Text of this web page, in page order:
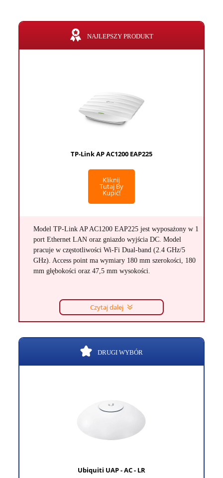
NAJLEPSZY PRODUKT
TP-Link AP AC1200 EAP225
Kliknij
Tutaj By
Kupić!
Model TP-Link AP AC1200 EAP225 jest wyposażony w 1
port Ethernet LAN oraz gniazdo wyjścia DC. Model
pracuje w częstotliwości Wi-Fi Dual-band (2.4 GHz/5
GHz). Access point ma wymiary 180 mm szerokości, 180
mm głębokości oraz 47,5 mm wysokości.
Czytaj dalej
DRUGI WYBÓR
Ubiquiti UAP - AC - LR